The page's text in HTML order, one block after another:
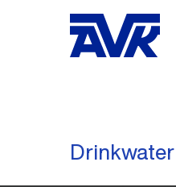
Drinkwater